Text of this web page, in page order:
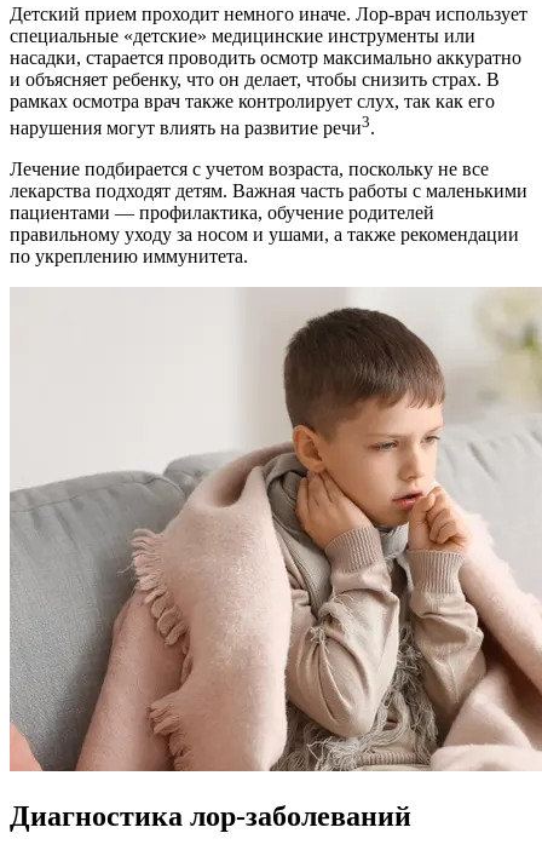
Детский прием проходит немного иначе. Лор-врач использует
специальные «детские» медицинские инструменты или
насадки, старается проводить осмотр максимально аккуратно
и объясняет ребенку, что он делает, чтобы снизить страх. В
рамках осмотра врач также контролирует слух, так как его
нарушения могут влиять на развитие речи3.
Лечение подбирается с учетом возраста, поскольку не все
лекарства подходят детям. Важная часть работы с маленькими
пациентами — профилактика, обучение родителей
правильному уходу за носом и ушами, а также рекомендации
по укреплению иммунитета.
Диагностика лор-заболеваний